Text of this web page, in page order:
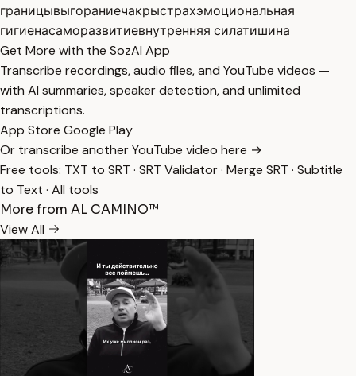
границывыгораниечакрыстрахэмоциональная
гигиенасаморазвитиевнутренняя силатишина
Get More with the SozAI App
Transcribe recordings, audio files, and YouTube videos —
with AI summaries, speaker detection, and unlimited
transcriptions.
App Store Google Play
Or transcribe another YouTube video here →
Free tools: TXT to SRT · SRT Validator· Merge SRT · Subtitle
to Text · All tools
More from AL CAMINO™
View All